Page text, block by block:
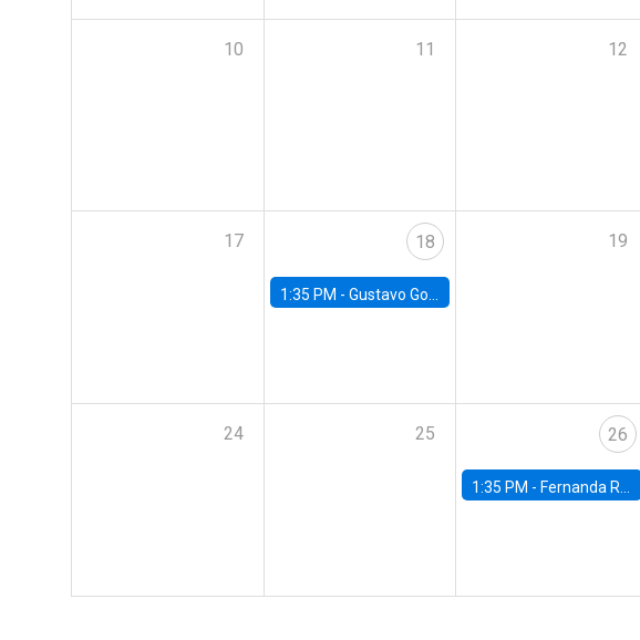
10 11 12
17 18
1:35 PM - Gustavo González, Banco Central de Chile
19
24 25 26
1:35 PM - Fernanda Rojas Ampuero, University of Wisconsin-Madison